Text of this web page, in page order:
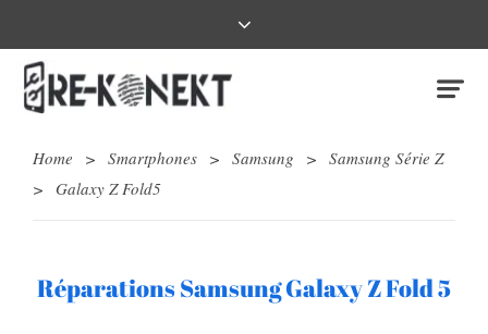
Home > Smartphones > Samsung > Samsung Série Z
> Galaxy Z Fold5
Réparations Samsung Galaxy Z Fold 5